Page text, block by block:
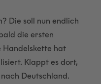
Die soll nun endlich
die ersten
Handelskette hat
Klappt es dort,
Deutschland.